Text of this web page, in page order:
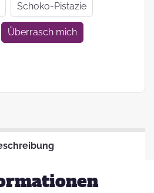
Schoko-Pistazie
Überrasch mich